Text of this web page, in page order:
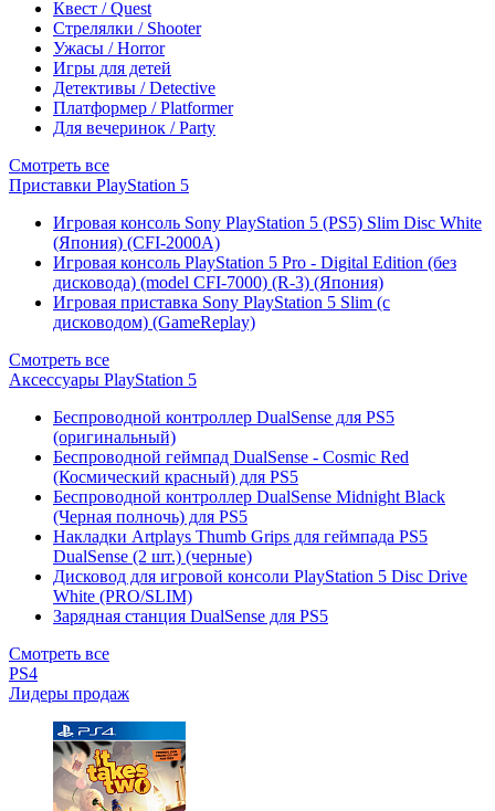
Квест / Quest
Стрелялки / Shooter
Ужасы / Horror
Игры для детей
Детективы / Detective
Платформер / Platformer
Для вечеринок / Party
Смотреть все
Приставки PlayStation 5
Игровая консоль Sony PlayStation 5 (PS5) Slim Disc White
(Япония) (CFI-2000A)
Игровая консоль PlayStation 5 Pro - Digital Edition (без
дисковода) (model CFI-7000) (R-3) (Япония)
Игровая приставка Sony PlayStation 5 Slim (с
дисководом) (GameReplay)
Смотреть все
Аксессуары PlayStation 5
Беспроводной контроллер DualSense для PS5
(оригинальный)
Беспроводной геймпад DualSense - Cosmic Red
(Космический красный) для PS5
Беспроводной контроллер DualSense Midnight Black
(Черная полночь) для PS5
Накладки Artplays Thumb Grips для геймпада PS5
DualSense (2 шт.) (черные)
Дисковод для игровой консоли PlayStation 5 Disc Drive
White (PRO/SLIM)
Зарядная станция DualSense для PS5
Смотреть все
PS4
Лидеры продаж